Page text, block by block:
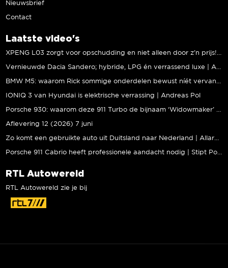
Nieuwsbrief
Contact
Laatste video's
XPENG L03 zorgt voor opschudding en niet alleen door z’n prijs! | Jeroen Mul
Vernieuwde Dacia Sandero; hybride, LPG én verrassend luxe | Andreas Pol
BMW M5: waarom Rick sommige onderdelen bewust níét vervangt | Stipt Polish Point
IONIQ 3 van Hyundai is elektrische verrassing | Andreas Pol
Porsche 930: waarom deze 911 Turbo de bijnaam ‘Widowmaker’ kreeg | Gallery Aaldering
Aflevering 12 (2026) 7 juni
Zo komt een gebruikte auto uit Duitsland naar Nederland | Allard Kalff
Porsche 911 Cabrio heeft professionele aandacht nodig | Stipt Polish Point
RTL Autowereld
RTL Autowereld zie je bij